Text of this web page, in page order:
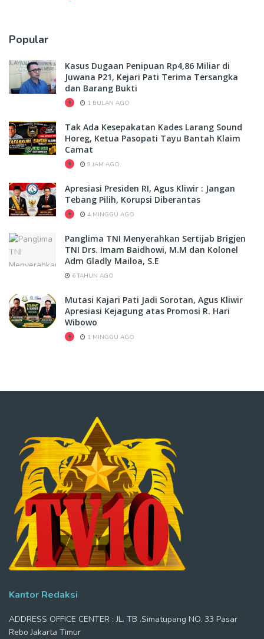
Popular
Kasus Dugaan Penipuan Rp4,86 Miliar di
Juwana P21, Kejari Pati Terima Tersangka
dan Barang Bukti
1 BULAN AGO
Tak Ada Kesepakatan Kades Larang Sound
Horeg, Ketua Pasopati Tayu Bantah Klaim
Camat
9 JAM AGO
Apresiasi Presiden RI, Agus Kliwir : Jangan
Tebang Pilih, Korupsi Diberantas
4 MINGGU AGO
Panglima TNI Menyerahkan Sertijab Brigjen
TNI Drs. Imam Baidhowi, M.M dan Kolonel
Adm Gladly Mailoa, S.E
6 TAHUN AGO
Mutasi Kajari Pati Jadi Sorotan, Agus Kliwir
Apresiasi Kejagung atas Promosi R. Hari
Wibowo
1 MINGGU AGO
Kantor Redaksi
ADDRESS OFFICE CENTER : JL. TB .Simatupang NO. 33 Pasar
Rebo Jakarta Timur